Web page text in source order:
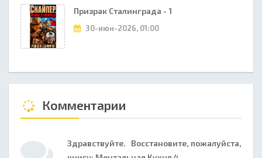
Призрак Сталинграда - 1
30-июн-2026, 01:00
Комментарии
Здравствуйте. Восстановите, пожалуйста,